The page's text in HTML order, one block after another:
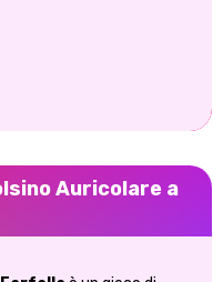
Auricolare a